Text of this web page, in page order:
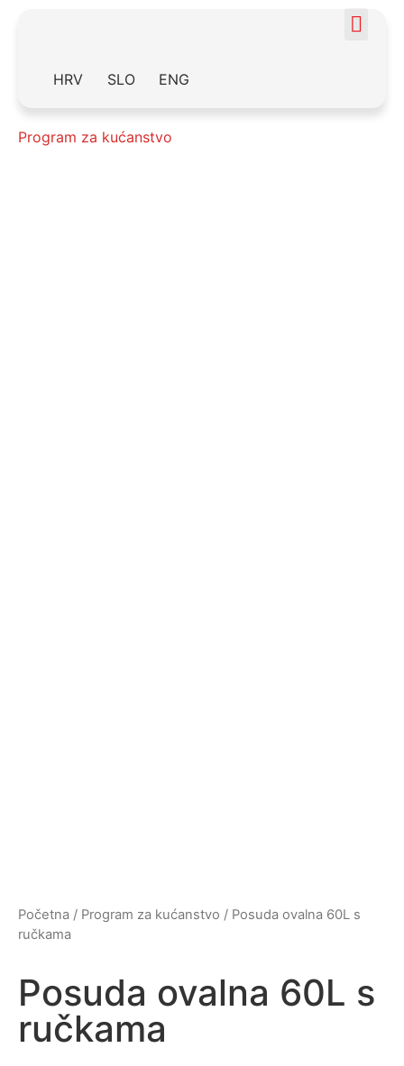
HRV SLO ENG
Program za kućanstvo
Početna / Program za kućanstvo / Posuda ovalna 60L s
ručkama
Posuda ovalna 60L s
ručkama